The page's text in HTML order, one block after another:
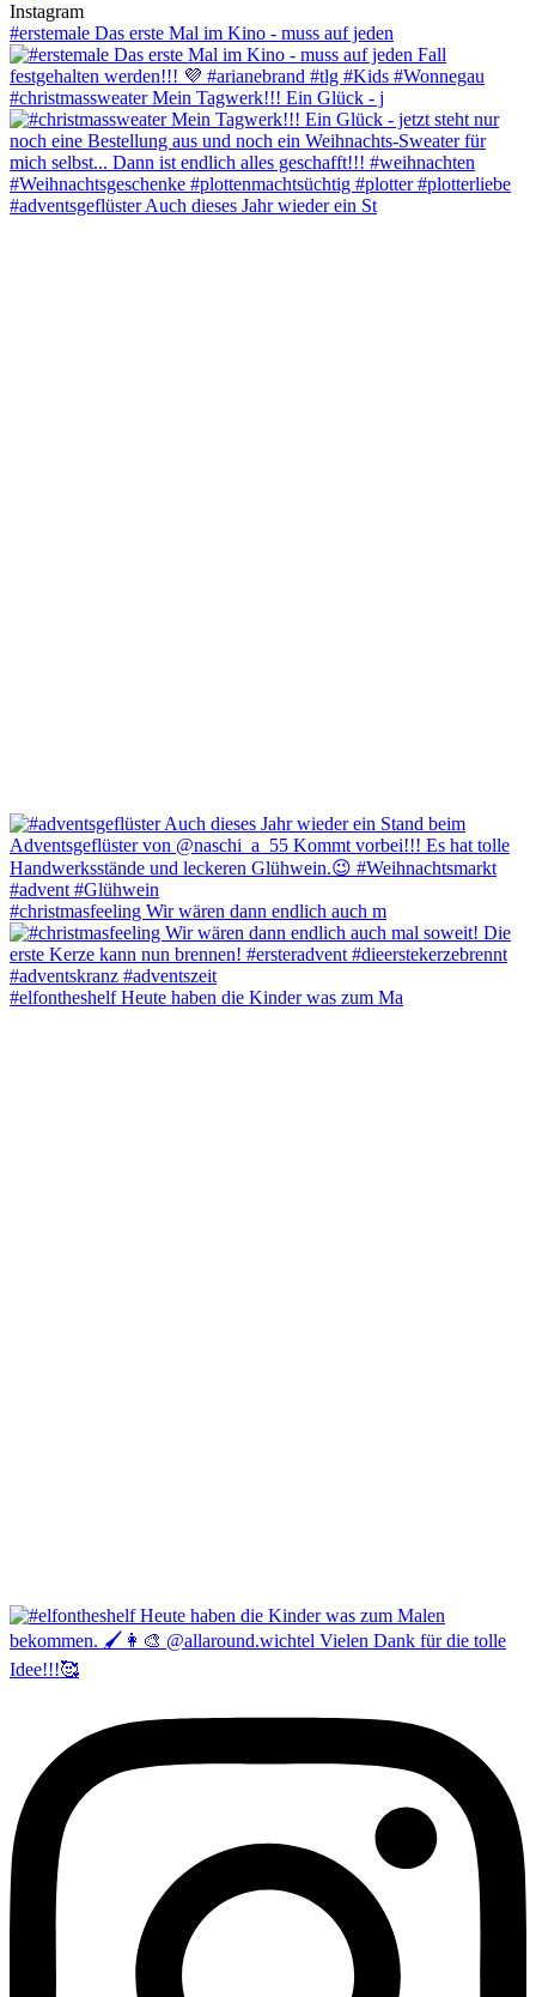
Instagram
#erstemale Das erste Mal im Kino - muss auf jeden
#christmassweater Mein Tagwerk!!! Ein Glück - j
#adventsgeflüster Auch dieses Jahr wieder ein St
#christmasfeeling Wir wären dann endlich auch m
#elfontheshelf Heute haben die Kinder was zum Ma